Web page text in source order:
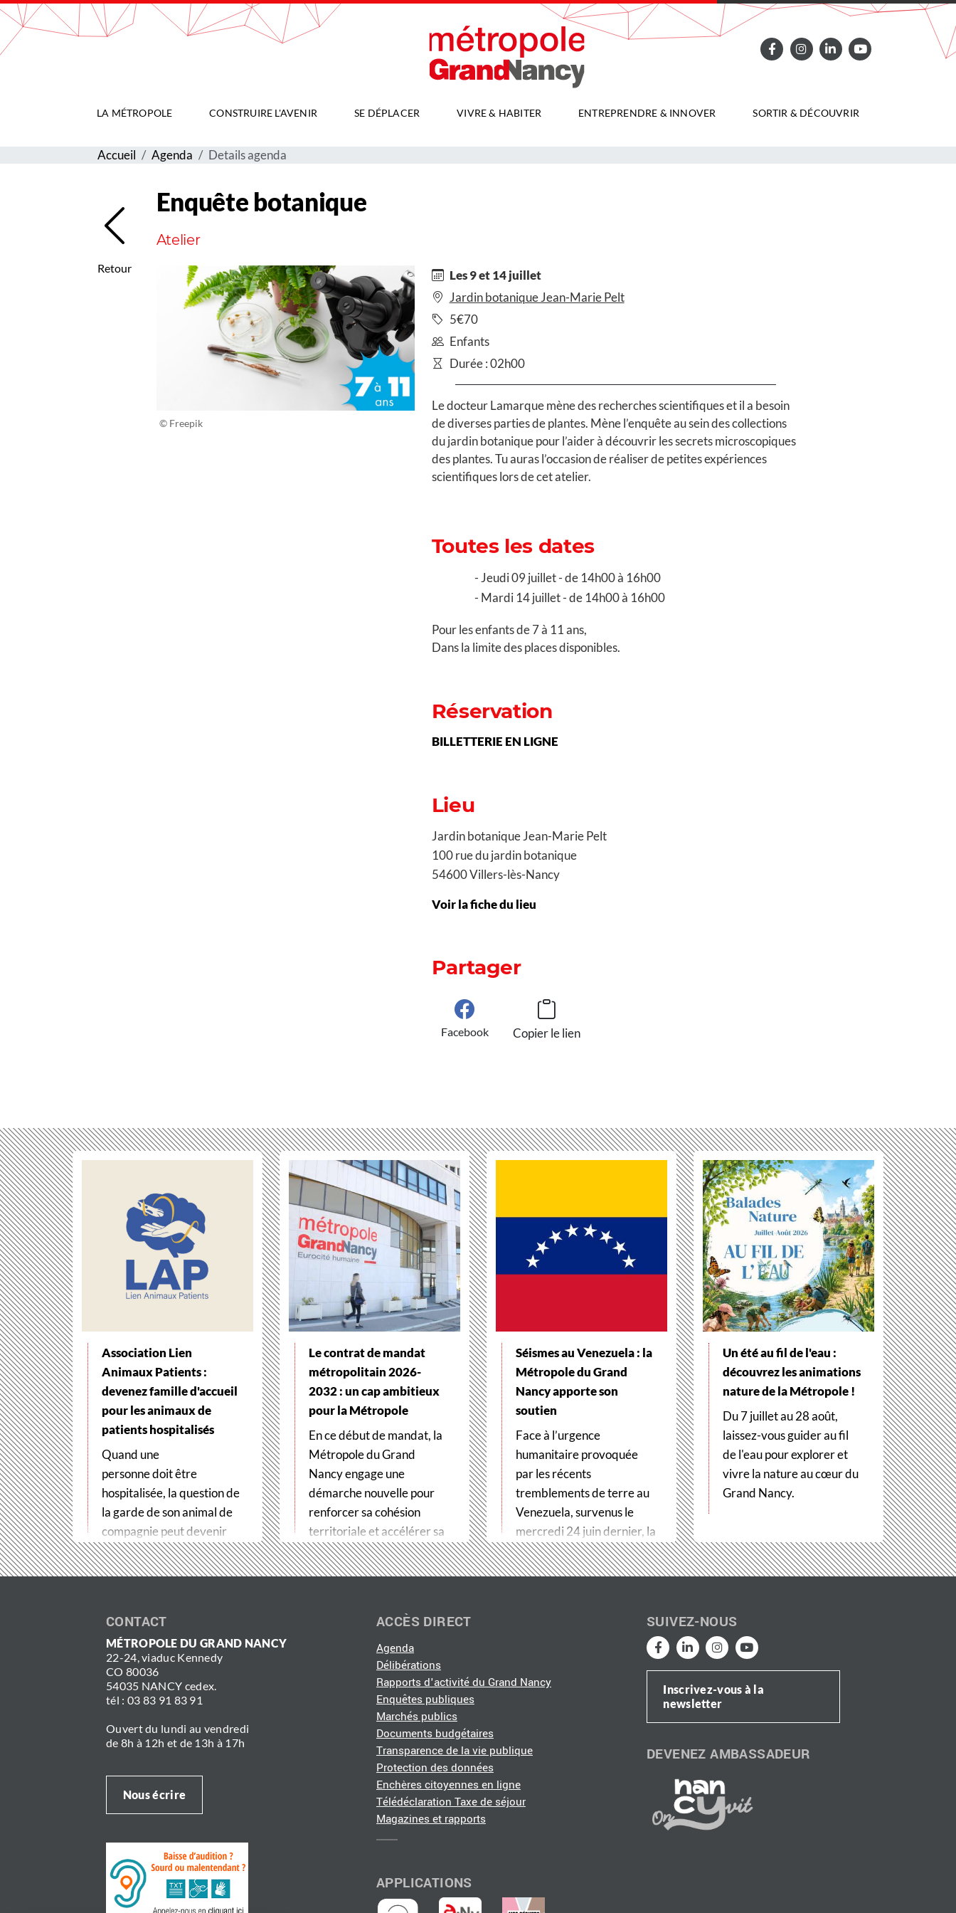
Gestion de vos préférences sur les cookies
LA MÉTROPOLE CONSTRUIRE L'AVENIR SE DÉPLACER VIVRE & HABITER ENTREPRENDRE & INNOVER SORTIR & DÉCOUVRIR
Accueil Agenda Details agenda
Retour
Enquête botanique
Atelier
© Freepik
Les 9 et 14 juillet
Jardin botanique Jean-Marie Pelt
5€70
Enfants
Durée : 02h00
Le docteur Lamarque mène des recherches scientifiques et il a besoin
de diverses parties de plantes. Mène l’enquête au sein des collections
du jardin botanique pour l’aider à découvrir les secrets microscopiques
des plantes. Tu auras l’occasion de réaliser de petites expériences
scientifiques lors de cet atelier.
Toutes les dates
Jeudi 09 juillet - de 14h00 à 16h00
Mardi 14 juillet - de 14h00 à 16h00
Pour les enfants de 7 à 11 ans,
Dans la limite des places disponibles.
Réservation
BILLETTERIE EN LIGNE
Lieu
Jardin botanique Jean-Marie Pelt
100 rue du jardin botanique
54600 Villers-lès-Nancy
Voir la fiche du lieu
Partager
Facebook Copier le lien
Association Lien
Animaux Patients :
devenez famille d'accueil
pour les animaux de
patients hospitalisés
Quand une
personne doit être
hospitalisée, la question de
la garde de son animal de
compagnie peut devenir
un véritable frein
aux soins. Pour…
Le contrat de mandat
métropolitain 2026-
2032 : un cap ambitieux
pour la Métropole
En ce début de mandat, la
Métropole du Grand
Nancy engage une
démarche nouvelle pour
renforcer sa cohésion
territoriale et accélérer sa
transformation…
Séismes au Venezuela : la
Métropole du Grand
Nancy apporte son
soutien
Face à l’urgence
humanitaire provoquée
par les récents
tremblements de terre au
Venezuela, survenus le
mercredi 24 juin dernier, la
Métropole du Grand…
Un été au fil de l'eau :
découvrez les animations
nature de la Métropole !
Du 7 juillet au 28 août,
laissez-vous guider au fil
de l'eau pour explorer et
vivre la nature au cœur du
Grand Nancy.
CONTACT
MÉTROPOLE DU GRAND NANCY
22-24, viaduc Kennedy
CO 80036
54035 NANCY cedex.
tél : 03 83 91 83 91
Ouvert du lundi au vendredi
de 8h à 12h et de 13h à 17h
Nous écrire
ACCÈS DIRECT
Agenda
Délibérations
Rapports d'activité du Grand Nancy
Enquêtes publiques
Marchés publics
Documents budgétaires
Transparence de la vie publique
Protection des données
Enchères citoyennes en ligne
Télédéclaration Taxe de séjour
Magazines et rapports
APPLICATIONS
SUIVEZ-NOUS
Inscrivez-vous à la
newsletter
DEVENEZ AMBASSADEUR